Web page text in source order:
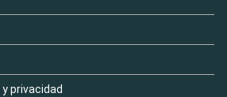
privacidad